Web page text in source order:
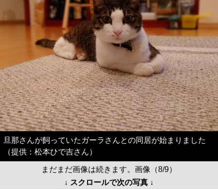
旦那さんが飼っていたガーラさんとの同居が始まりました
（提供：松本ひで吉さん）
まだまだ画像は続きます。画像（8/9）
↓ スクロールで次の写真 ↓